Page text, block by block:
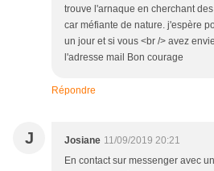
trouve l'arnaque en cherchant
car méfiante de nature. j'espère
un jour et si vous <br /> avez
l'adresse mail Bon courage
Répondre
J Josiane 11/09/2019 20:21
En contact sur messenger avec